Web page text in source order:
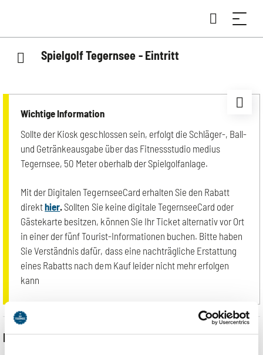
Spielgolf Tegernsee - Eintritt
Wichtige Information
Sollte der Kiosk geschlossen sein, erfolgt die Schläger-, Ball-
und Getränkeausgabe über das Fitnessstudio medius
Tegernsee, 50 Meter oberhalb der Spielgolfanlage.
Mit der Digitalen TegernseeCard erhalten Sie den Rabatt
direkthier. Sollten Sie keine digitale TegernseeCard oder
Gästekarte besitzen, können Sie Ihr Ticket alternativ vor Ort
in einer der fünf Tourist-Informationen buchen. Bitte haben
Sie Verständnis dafür, dass eine nachträgliche Erstattung
eines Rabatts nach dem Kauf leider nicht mehr erfolgen
kann
Dauer